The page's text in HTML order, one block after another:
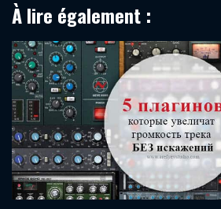
À lire également :